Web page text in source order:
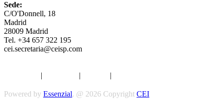
Sede:
C/O'Donnell, 18
Madrid
28009 Madrid
Tel. +34 657 322 195
cei.secretaria@ceisp.com
| | |
Powered by Essenzial. @ 2026 Copyright CEI